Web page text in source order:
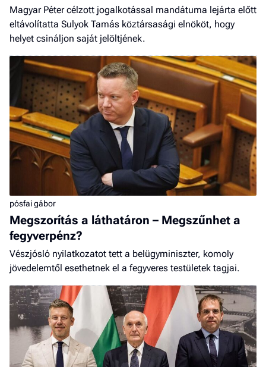
Magyar Péter célzott jogalkotással mandátuma lejárta előtt
eltávolítatta Sulyok Tamás köztársasági elnököt, hogy
helyet csináljon saját jelöltjének.
pósfai gábor
Megszorítás a láthatáron – Megszűnhet a
fegyverpénz?
Vészjósló nyilatkozatot tett a belügyminiszter, komoly
jövedelemtől esethetnek el a fegyveres testületek tagjai.